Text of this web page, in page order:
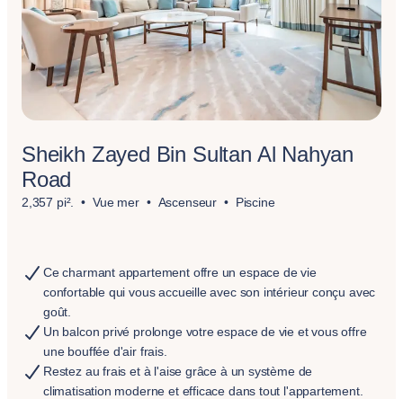
Sheikh Zayed Bin Sultan Al Nahyan
Road
2,357 pi². Vue mer Ascenseur Piscine
Ce charmant appartement offre un espace de vie
confortable qui vous accueille avec son intérieur conçu avec
goût.
Un balcon privé prolonge votre espace de vie et vous offre
une bouffée d'air frais.
Restez au frais et à l'aise grâce à un système de
climatisation moderne et efficace dans tout l'appartement.